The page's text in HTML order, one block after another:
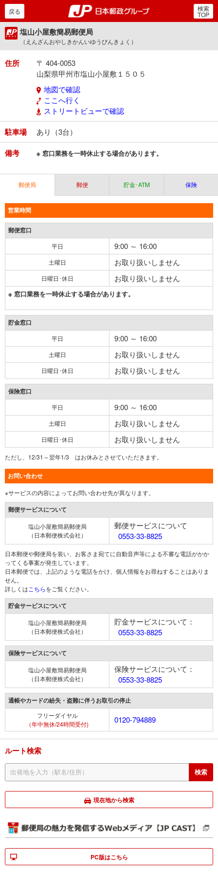
郵便局・日本郵政グルー
戻る 検索
TOP
塩山小屋敷簡易郵便局
（えんざんおやしきかんいゆうびんきょく）
住所
〒 404-0053
山梨県甲州市塩山小屋敷１５０５
地図で確認
ここへ行く
ストリートビューで確認
駐車場 あり（3台）
備考 ※ 窓口業務を一時休止する場合があります。
郵便局 郵便 貯金･ATM 保険
営業時間
郵便窓口
平日 9:00 ～ 16:00
土曜日 お取り扱いしません
日曜日･休日 お取り扱いしません
※ 窓口業務を一時休止する場合があります。
貯金窓口
平日 9:00 ～ 16:00
土曜日 お取り扱いしません
日曜日･休日 お取り扱いしません
保険窓口
平日 9:00 ～ 16:00
土曜日 お取り扱いしません
日曜日･休日 お取り扱いしません
ただし、12/31～翌年1/3 はお休みとさせていただきます。
お問い合わせ
※サービスの内容によってお問い合わせ先が異なります。
郵便サービスについて
塩山小屋敷簡易郵便局
（日本郵便株式会社）
郵便サービスについて
0553-33-8825
日本郵便や郵便局を装い、お客さま宛てに自動音声等による不審な電話がかか
ってくる事案が発生しています。
日本郵便では、上記のような電話をかけ、個人情報をお尋ねすることはありま
せん。
詳しくは こちらをご覧ください。
貯金サービスについて
塩山小屋敷簡易郵便局
（日本郵便株式会社）
貯金サービスについて：
0553-33-8825
保険サービスについて
塩山小屋敷簡易郵便局
（日本郵便株式会社）
保険サービスについて：
0553-33-8825
通帳やカードの紛失・盗難に伴うお取引の停止
フリーダイヤル
（年中無休/24時間受付)
0120-794889
ルート検索
現在地から検索
PC版はこちら